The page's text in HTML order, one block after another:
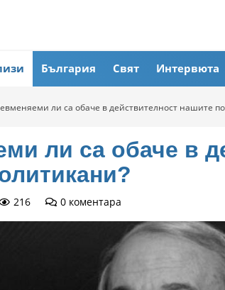
България Свят Интервюта
ли са обаче в действителност нашите
ли са обаче в
216 0 коментара